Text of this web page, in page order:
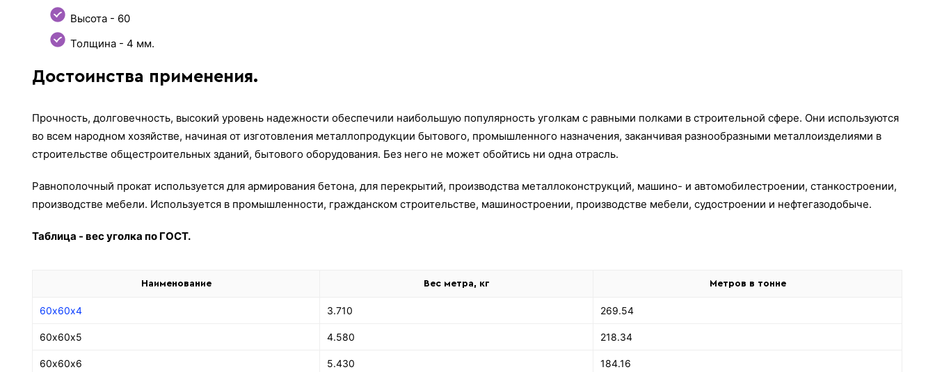
Высота - 60
Толщина - 4 мм.
Достоинства применения.
Прочность, долговечность, высокий уровень надежности обеспечили наибольшую популярность уголкам с равными полками в строительной сфере. Они используются
во всем народном хозяйстве, начиная от изготовления металлопродукции бытового, промышленного назначения, заканчивая разнообразными металлоизделиями в
строительстве общестроительных зданий, бытового оборудования. Без него не может обойтись ни одна отрасль.
Равнополочный прокат используется для армирования бетона, для перекрытий, производства металлоконструкций, машино- и автомобилестроении, станкостроении,
производстве мебели. Используется в промышленности, гражданском строительстве, машиностроении, производстве мебели, судостроении и нефтегазодобыче.
Таблица - вес уголка по ГОСТ.
Наименование Вес метра, кг Метров в тонне
60х60х4 3.710 269.54
60х60х5 4.580 218.34
60х60х6 5.430 184.16